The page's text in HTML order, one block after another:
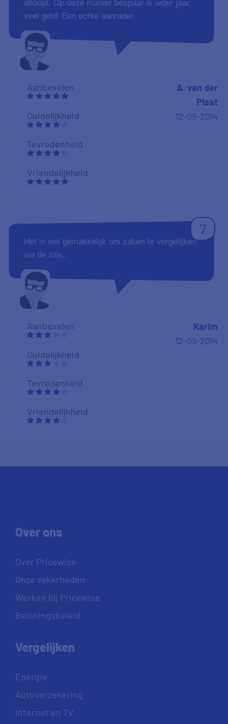
afloopt. Op deze manier bespaar ik ieder jaar
veel geld! Een echte aanrader.
Aanbevelen
Duidelijkheid
Tevredenheid
Vriendelijkheid
A. van der
Plaat
12-09-2014
7
Het is wel gemakkelijk om zaken te vergelijken
via de site..
Aanbevelen
Duidelijkheid
Tevredenheid
Vriendelijkheid
Karim
12-09-2014
Over ons
Over Pricewise
Onze zekerheden
Werken bij Pricewise
Beloningsbeleid
Vergelijken
Energie
Autoverzekering
Internet en TV